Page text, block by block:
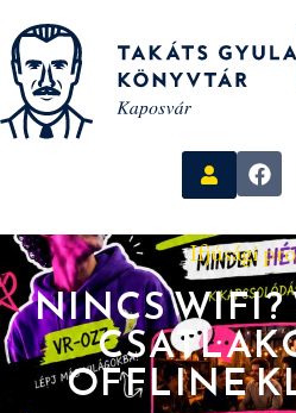
Ifjúsági
NINCS WIFI?
OFFLINE